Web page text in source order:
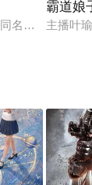
名小说《橘子
霸道娘
主播叶